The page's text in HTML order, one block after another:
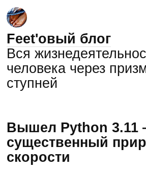
Feet'овый блог
Вся
человека через
ступней
Вышел Python 3.11
существенный
скорости